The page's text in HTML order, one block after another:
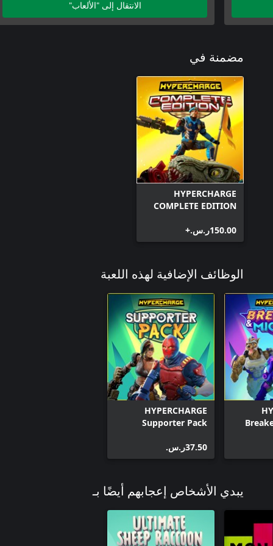
الانتقال إلى "الألعاب"
مضمنة في
HYPERCHARGE
COMPLETE EDITION
‪ر.س.‏‎150.00‬+
الوظائف الإضافية لهذه اللعبة
HYPERCHARGE
Supporter Pack
‪ر.س.‏‎37.50‬
يبدي الأشخاص إعجابهم أيضًا بـ